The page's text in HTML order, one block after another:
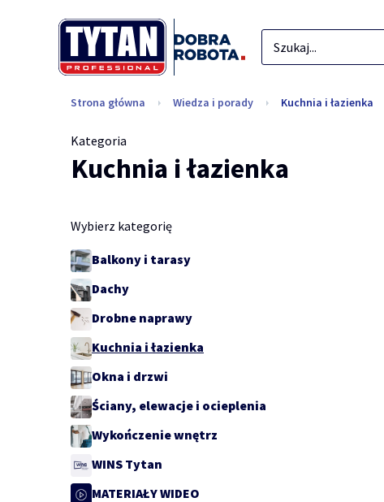
Strona główna Wiedza i porady Kuchnia i łazienka
Kategoria
Kuchnia i łazienka
Wybierz kategorię
Balkony i tarasy
Dachy
Drobne naprawy
Kuchnia i łazienka
Okna i drzwi
Ściany, elewacje i ocieplenia
Wykończenie wnętrz
WINS Tytan
MATERIAŁY WIDEO